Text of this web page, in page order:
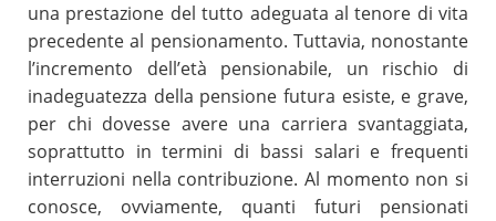
una prestazione del tutto adeguata al tenore di vita
precedente al pensionamento. Tuttavia, nonostante
l’incremento dell’età pensionabile, un rischio di
inadeguatezza della pensione futura esiste, e grave,
per chi dovesse avere una carriera svantaggiata,
soprattutto in termini di bassi salari e frequenti
interruzioni nella contribuzione. Al momento non si
conosce, ovviamente, quanti futuri pensionati